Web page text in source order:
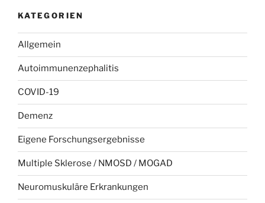
KATEGORIEN
Allgemein
Autoimmunenzephalitis
COVID-19
Demenz
Eigene Forschungsergebnisse
Multiple Sklerose / NMOSD / MOGAD
Neuromuskuläre Erkrankungen